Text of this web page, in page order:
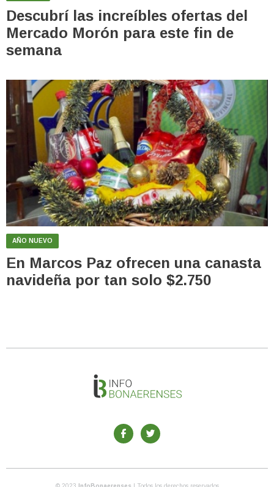
Descubrí las increíbles ofertas del
Mercado Morón para este fin de
semana
AÑO NUEVO
En Marcos Paz ofrecen una canasta
navideña por tan solo $2.750